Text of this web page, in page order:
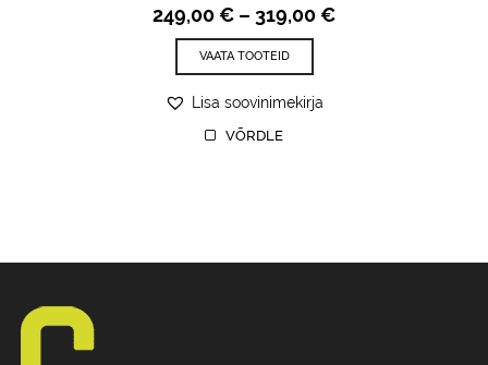
249,00€ – 319,00€Price
VAATA TOOTEID
Lisa soovinimekirja
VÕRDLE